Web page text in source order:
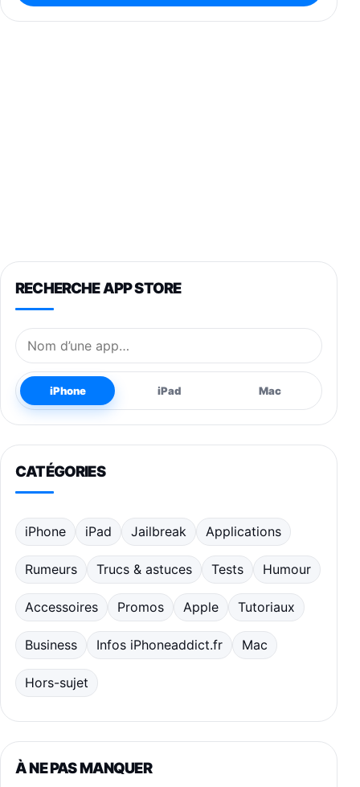
RECHERCHE APP STORE
Nom de l’application
iPhone iPad Mac
CATÉGORIES
iPhone iPad Jailbreak Applications
Rumeurs Trucs & astuces Tests Humour
Accessoires Promos Apple Tutoriaux
Business Infos iPhoneaddict.fr Mac
Hors-sujet
À NE PAS MANQUER